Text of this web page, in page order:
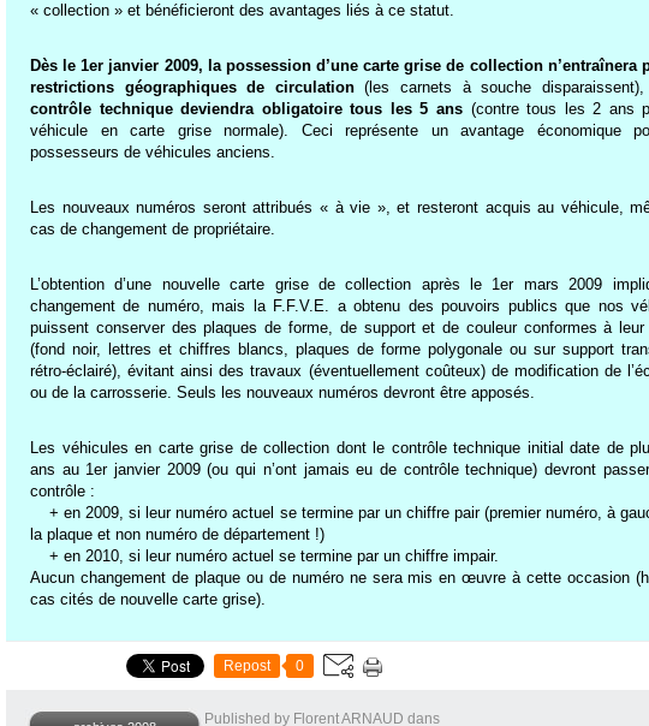
« collection » et bénéficieront des avantages liés à ce statut.
Dès le 1er janvier 2009, la possession d’une carte grise de collection n’entraînera
restrictions géographiques de circulation(les carnets à souche
contrôle technique deviendra obligatoire tous les 5 ans (contre tous les 2 ans
véhicule en carte grise normale). Ceci représente un avantage économique
possesseurs de véhicules anciens.
Les nouveaux numéros seront attribués « à vie », et resteront acquis au véhicule,
cas de changement de propriétaire.
L’obtention d’une nouvelle carte grise de collection après le 1er mars 2009
changement de numéro, mais la F.F.V.E. a obtenu des pouvoirs publics que nos
puissent conserver des plaques de forme, de support et de couleur conformes à leur
(fond noir, lettres et chiffres blancs, plaques de forme polygonale ou sur support
rétro-éclairé), évitant ainsi des travaux (éventuellement coûteux) de modification de
ou de la carrosserie. Seuls les nouveaux numéros devront être apposés.
Les véhicules en carte grise de collection dont le contrôle technique initial date de
ans au 1er janvier 2009 (ou qui n’ont jamais eu de contrôle technique) devront
contrôle :
+ en 2009, si leur numéro actuel se termine par un chiffre pair (premier numéro, à
la plaque et non numéro de département !)
+ en 2010, si leur numéro actuel se termine par un chiffre impair.
Aucun changement de plaque ou de numéro ne sera mis en œuvre à cette occasion
cas cités de nouvelle carte grise).
Repost 0
Published by Florent ARNAUD dans